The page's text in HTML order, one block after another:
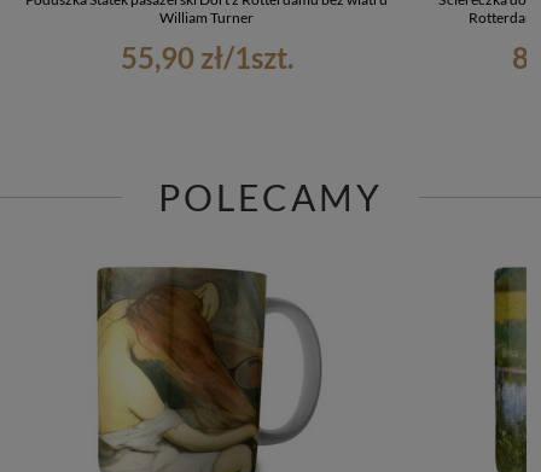
William Turner
55,90 zł/1szt.
POLECAMY